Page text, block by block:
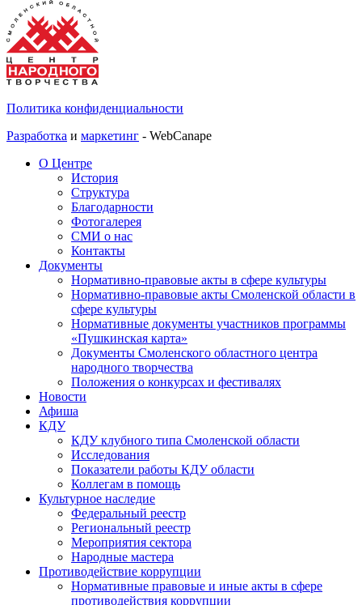
Политика конфиденциальности
Разработка и маркетинг - WebCanape
О Центре
История
Структура
Благодарности
Фотогалерея
СМИ о нас
Контакты
Документы
Нормативно-правовые акты в сфере культуры
Нормативно-правовые акты Смоленской области в
сфере культуры
Нормативные документы участников программы
«Пушкинская карта»
Документы Смоленского областного центра
народного творчества
Положения о конкурсах и фестивалях
Новости
Афиша
КДУ
КДУ клубного типа Смоленской области
Исследования
Показатели работы КДУ области
Коллегам в помощь
Культурное наследие
Федеральный реестр
Региональный реестр
Мероприятия сектора
Народные мастера
Противодействие коррупции
Нормативные правовые и иные акты в сфере
противодействия коррупции